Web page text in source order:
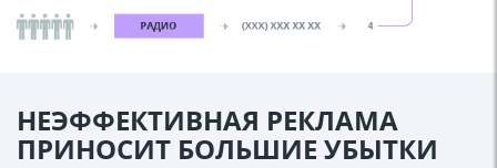
Имеет более глубокие и подробные результаты. Этот
метод позволяет показать каждому посетителю
НЕЭФФЕКТИВНАЯ РЕКЛАМА
ПРИНОСИТ БОЛЬШИЕ УБЫТКИ